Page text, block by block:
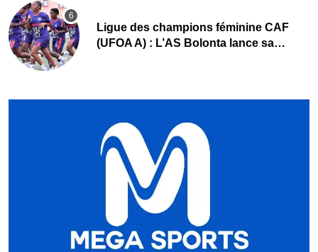
Ligue des champions féminine CAF
(UFOA A) : L’AS Bolonta lance sa